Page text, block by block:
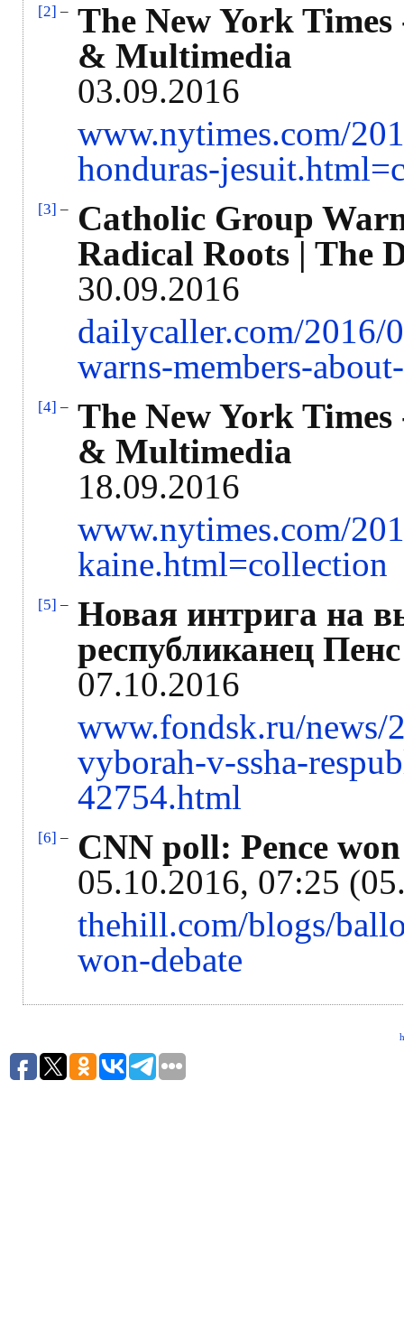
[2] – The New York
& Multimedia
03.09.2016
www.nytimes.com/
honduras-
[3] –
Catholic Group
Radical Roots | The
30.09.2016
dailycaller.com/2016/
warns-members-
[4] – The New York
& Multimedia
18.09.2016
www.nytimes.com/
kaine.html=collection
[5] – Новая интрига на
республиканец
07.10.2016
www.fondsk.ru/news/
vyborah-v-ssha-
42754.html
[6] –
CNN poll: Pence
05.10.2016, 07:25
thehill.com/blogs/
won-debate